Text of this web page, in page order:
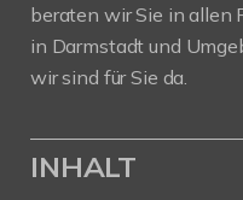
beraten wir Sie in allen
in Darmstadt und
wir sind für Sie da.
INHALT